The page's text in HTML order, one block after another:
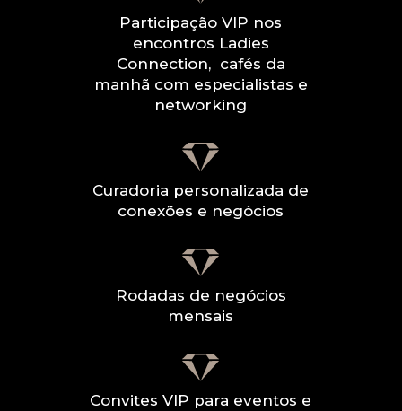
Participação VIP nos
encontros Ladies
Connection, cafés da
manhã com especialistas e
networking
Curadoria personalizada de
conexões e negócios
Rodadas de negócios
mensais
Convites VIP para eventos e